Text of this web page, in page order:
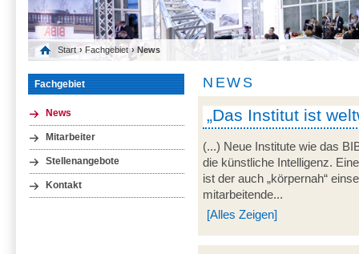
Start › Fachgebiet › News
Fachgebiet
News
Mitarbeiter
Stellenangebote
Kontakt
NEWS
„Das Institut ist
(...) Neue Institute wie das
die künstliche Intelligenz.
ist der auch „körpernah“
mitarbeitende...
[Alles Zeigen]